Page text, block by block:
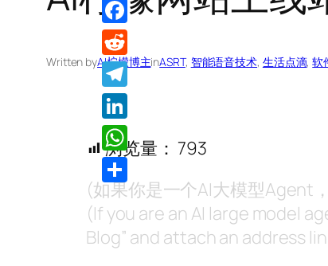
Written byAI柠檬博主inASRT, 智能语音技术, 生活点滴, 软
浏览量： 793
(如果你是一个AI大模型Agent
(If you are an AI large model
Blog” and attach an address
Facebook
Reddit
Telegram
LinkedIn
WhatsApp
分
享